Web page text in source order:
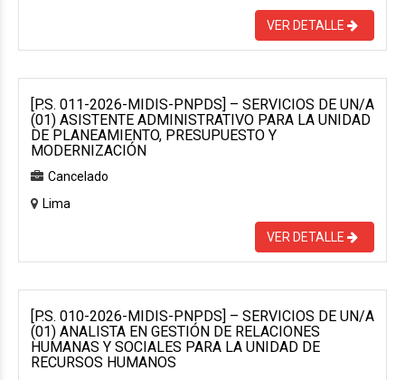
VER DETALLE
[P.S. 011-2026-MIDIS-PNPDS] – SERVICIOS DE UN/A
(01) ASISTENTE ADMINISTRATIVO PARA LA UNIDAD
DE PLANEAMIENTO, PRESUPUESTO Y
MODERNIZACIÓN
Cancelado
Lima
VER DETALLE
[P.S. 010-2026-MIDIS-PNPDS] – SERVICIOS DE UN/A
(01) ANALISTA EN GESTIÓN DE RELACIONES
HUMANAS Y SOCIALES PARA LA UNIDAD DE
RECURSOS HUMANOS